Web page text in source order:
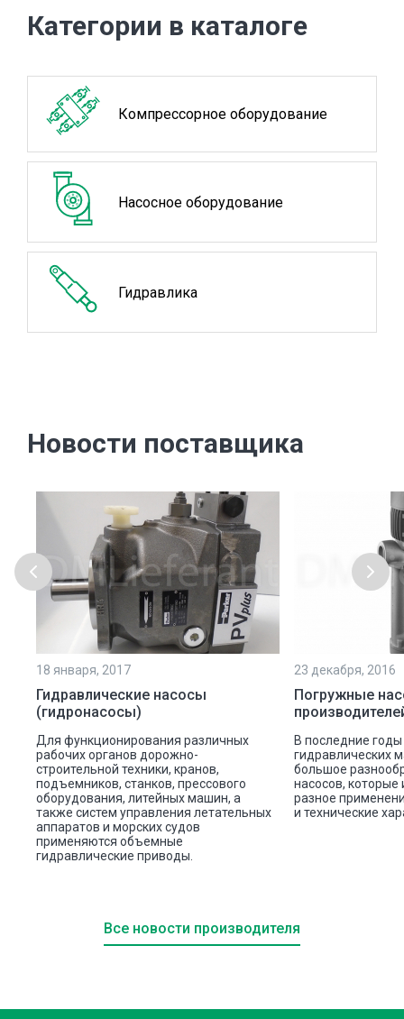
Категории в каталоге
Компрессорное оборудование
Насосное оборудование
Гидравлика
Новости поставщика
18 января, 2017
Гидравлические насосы
(гидронасосы)
Для функционирования различных
рабочих органов дорожно-
строительной техники, кранов,
подъемников, станков, прессового
оборудования, литейных машин, а
также систем управления летательных
аппаратов и морских судов
применяются объемные
гидравлические приводы.
23 декабря, 2016
Погружные
В последние
гидравлических
большое
насосов,
разное
и технические
Все новости производителя